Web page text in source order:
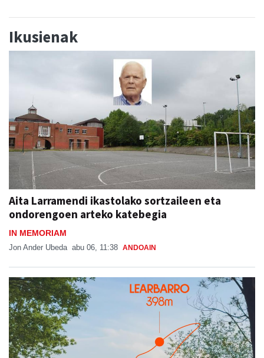
Ikusienak
Aita Larramendi ikastolako sortzaileen eta
ondorengoen arteko katebegia
IN MEMORIAM
Jon Ander Ubeda abu 06, 11:38 ANDOAIN